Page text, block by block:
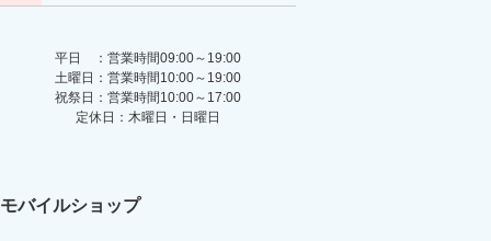
平日 ：営業時間09:00～19:00
土曜日：営業時間10:00～19:00
祝祭日：営業時間10:00～17:00
定休日：木曜日・日曜日
モバイルショップ